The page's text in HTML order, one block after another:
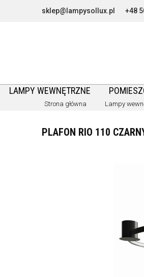
sklep@lampysollux.pl +48
LAMPY WEWNĘTRZNE
Strona główna Lampy
PLAFON RIO 110